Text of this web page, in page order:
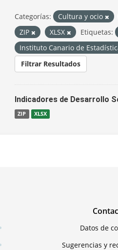
Categorías: Cultura y ocio
ZIP
XLSX Etiquetas:
Instituto Canario de
Filtrar Resultados
Indicadores de Desarrollo
ZIP XLSX
Datos de
Sugerencias y